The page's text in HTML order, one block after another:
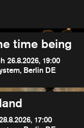
time being
26.8.2026, 19:00
Berlin DE
17:00